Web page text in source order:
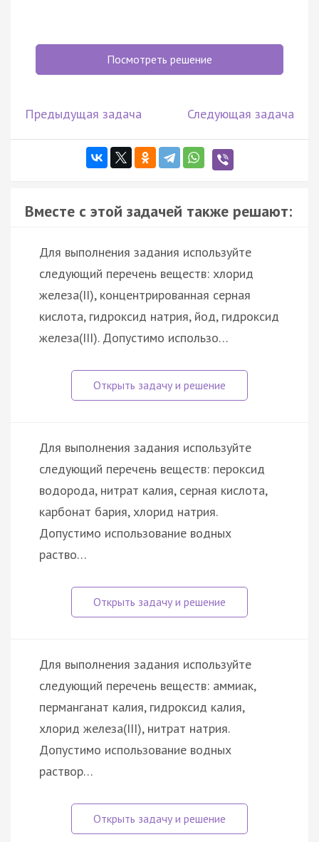
Посмотреть решение
Предыдущая задача Следующая задача
Вместе с этой задачей также решают:
Для выполнения задания используйте
следующий перечень веществ: хлорид
железа(II), концентрированная серная
кислота, гидроксид натрия, йод, гидроксид
железа(III). Допустимо использо…
Для выполнения задания используйте
следующий перечень веществ: пероксид
водорода, нитрат калия, серная кислота,
карбонат бария, хлорид натрия.
Допустимо использование водных
раство…
Для выполнения задания используйте
следующий перечень веществ: аммиак,
перманганат калия, гидроксид калия,
хлорид железа(III), нитрат натрия.
Допустимо использование водных
раствор…